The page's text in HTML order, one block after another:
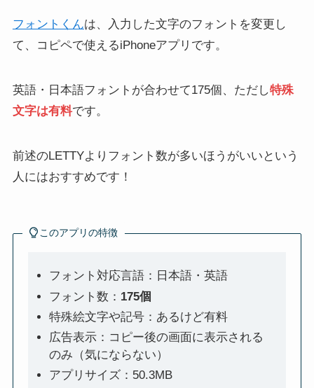
フォントくんは、入力した文字のフォントを変更し
て、コピペで使えるiPhoneアプリです。
英語・日本語フォントが合わせて175個、ただし特殊
文字は有料です。
前述のLETTYよりフォント数が多いほうがいいという
人にはおすすめです！
このアプリの特徴
フォント対応言語：日本語・英語
フォント数： 175個
特殊絵文字や記号：あるけど有料
広告表示：コピー後の画面に表示される
のみ（気にならない）
アプリサイズ：50.3MB